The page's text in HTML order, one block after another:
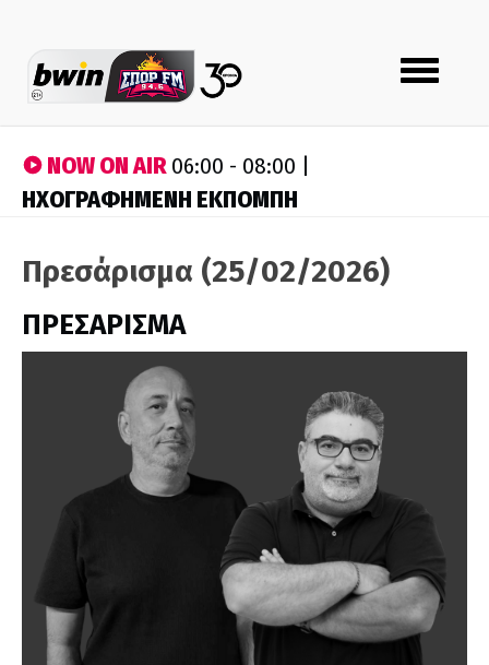
Toggle
navigation
NOW ON AIR06:00 - 08:00 |
ΗΧΟΓΡΑΦΗΜΕΝΗ ΕΚΠΟΜΠΗ
Πρεσάρισμα (25/02/2026)
ΠΡΕΣΑΡΙΣΜΑ